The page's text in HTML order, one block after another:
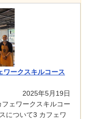
ワークスキルコース
2025年5月19日
ェワークスキルコー
について3 カフェワ